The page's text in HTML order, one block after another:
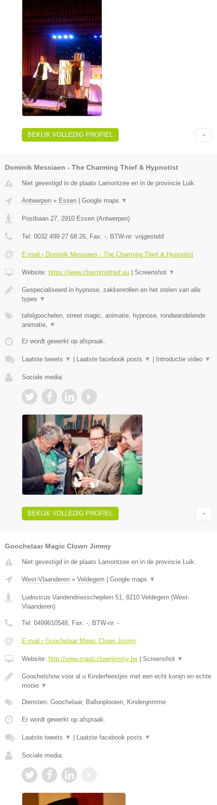
BEKIJK VOLLEDIG PROFIEL
Dominik Messiaen - The Charming Thief & Hypnotist
Niet gevestigd in de plaats Lamontzee en in de provincie Luik.
Antwerpen » Essen Google maps ▼
Postbaan 27 2910 Essen (Antwerpen)
Tel: 0032 499 27 68 26 , Fax: - , BTW-nr: vrijgesteld
E-mail › Dominik Messiaen - The Charming Thief & Hypnotist
Website: https://www.charmingthief.eu Screenshot ▼
Gespecialiseerd in hypnose, zakkenrollen en het stelen van alle
types ▼
tafelgoochelen, street magic, animatie, hypnose, rondwandelende
animatie,
▼
Er wordt gewerkt op afspraak.
Laatste tweets ▼ Laatste facebook posts ▼ Introductie video ▼
Sociale media:
BEKIJK VOLLEDIG PROFIEL
Goochelaar Magic Clown Jimmy
Niet gevestigd in de plaats Lamontzee en in de provincie Luik.
West-Vlaanderen » Veldegem | Google maps ▼
Ludovicus Vandendriesscheplein 51 8210 Veldegem (West-
Vlaanderen)
Tel: 0499610548 , Fax: - , BTW-nr: -
E-mail › Goochelaar Magic Clown Jimmy
Website: http://www.magicclownjimmy.be | Screenshot ▼
Goochelshow voor al u Kinderfeestjes met een echt konijn en echte
mooie ▼
Diensten: Goochelaar, Ballonplooien, Kindergrimme
Er wordt gewerkt op afspraak.
Laatste tweets ▼ | Laatste facebook posts ▼
Sociale media: